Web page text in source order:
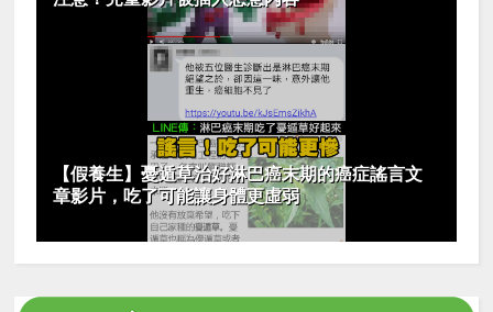
【假養生】憂遁草治好淋巴癌末期的癌症謠言文
章影片，吃了可能讓身體更虛弱